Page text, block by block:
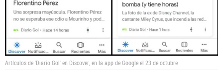
Artículos de 'Diario Gol' en Discover, en la app de Google el 23 de octubre